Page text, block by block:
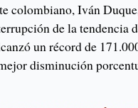
colombiano, Iván
de la tendencia
un récord de
disminución